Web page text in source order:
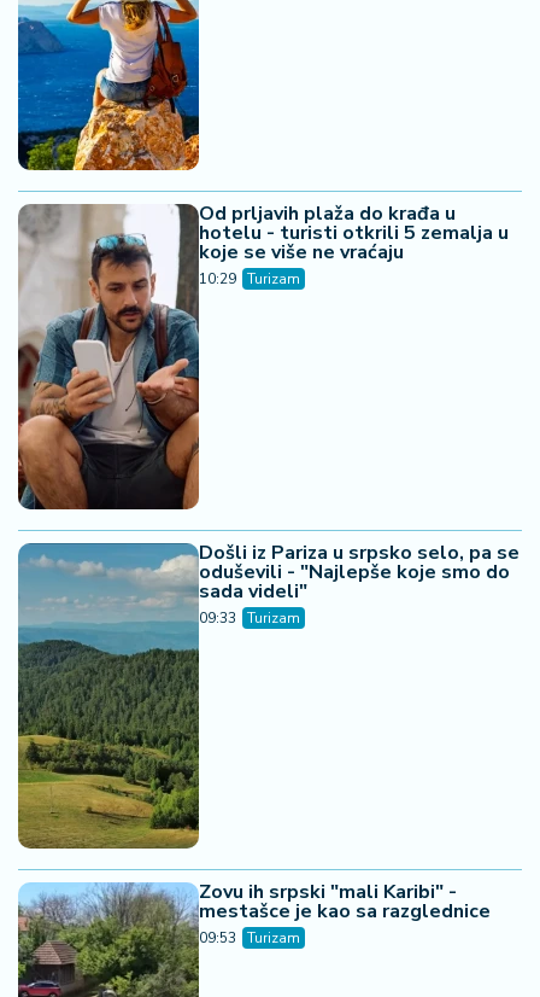
Od prljavih plaža do krađa u
hotelu - turisti otkrili 5 zemalja u
koje se više ne vraćaju
10:29 Turizam
Došli iz Pariza u srpsko selo, pa se
oduševili - "Najlepše koje smo do
sada videli"
09:33 Turizam
Zovu ih srpski "mali Karibi" -
mestašce je kao sa razglednice
09:53 Turizam